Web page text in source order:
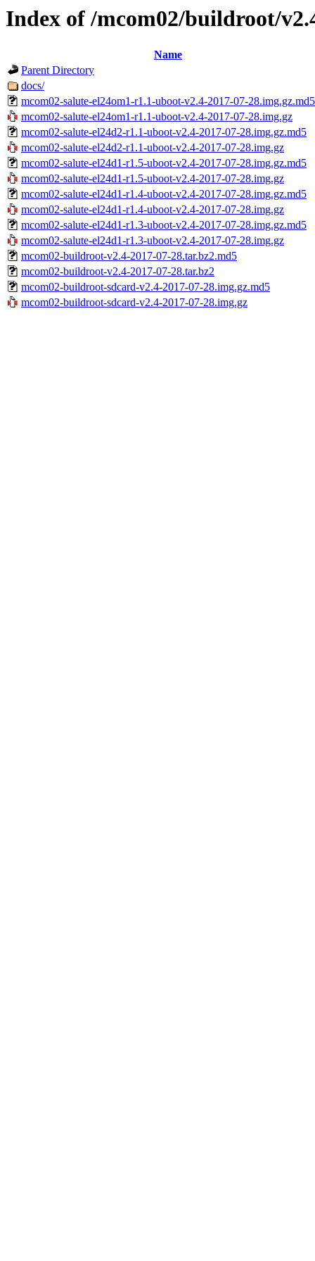
Index of /mcom02/buildroot/
Name
Parent Directory
docs/
mcom02-salute-el24om1-r1.1-uboot-v2.4-2017-07-28.img.gz.md5
mcom02-salute-el24om1-r1.1-uboot-v2.4-2017-07-28.img.gz
mcom02-salute-el24d2-r1.1-uboot-v2.4-2017-07-28.img.gz.md5
mcom02-salute-el24d2-r1.1-uboot-v2.4-2017-07-28.img.gz
mcom02-salute-el24d1-r1.5-uboot-v2.4-2017-07-28.img.gz.md5
mcom02-salute-el24d1-r1.5-uboot-v2.4-2017-07-28.img.gz
mcom02-salute-el24d1-r1.4-uboot-v2.4-2017-07-28.img.gz.md5
mcom02-salute-el24d1-r1.4-uboot-v2.4-2017-07-28.img.gz
mcom02-salute-el24d1-r1.3-uboot-v2.4-2017-07-28.img.gz.md5
mcom02-salute-el24d1-r1.3-uboot-v2.4-2017-07-28.img.gz
mcom02-buildroot-v2.4-2017-07-28.tar.bz2.md5
mcom02-buildroot-v2.4-2017-07-28.tar.bz2
mcom02-buildroot-sdcard-v2.4-2017-07-28.img.gz.md5
mcom02-buildroot-sdcard-v2.4-2017-07-28.img.gz